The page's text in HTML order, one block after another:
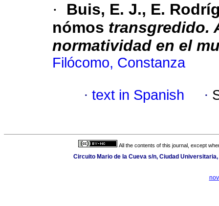
·
Buis, E. J., E.
nómos transgredido.
normatividad en el
Filócomo, Constanza
· text in Spanish ·
All the contents of this journal, except
Circuito Mario de la Cueva s/n, Ciudad